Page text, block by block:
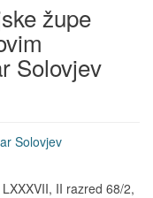
župe
Solovjev
Solovjev
II razred 68/2,